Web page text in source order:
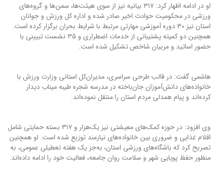
او در ادامه اظهار کرد: ۳۱۷ بیانیه نیز از سوی هیئت‌ها، سمن‌ها و گروه‌های
ورزشی در محکومیت حوادث اخیر صادر شده و اداره کل ورزش و جوانان
استان نیز ۳۰ دوره آموزشی مهارتی مرتبط با شرایط بحران برگزار کرده است.
همچنین دو کمیته پشتیبانی از خدمات اضطراری و ۳۵ نشست تبیینی با
حضور اساتید و مربیان شاخص تشکیل شده است.
هاشمی گفت: در قالب طرحی سراسری، مدیران‌کل استانی وزارت ورزش با
خانواده‌های دانش‌آموزان جان‌باخته در مدرسه شجره طیبه میناب دیدار
کرده‌اند و پیام همدلی مردم استان را منتقل نموده‌اند.
وی افزود: در حوزه کمک‌های معیشتی نیز یک‌هزار و ۳۱۷ بسته حمایتی شامل
اقلام غذایی و ضروری بین خانواده‌های نیازمند توزیع شده است. او همچنین
تصریح کرد که باشگاه‌های ورزشی استان، به‌جز یک هفته تعطیلی عمومی، به
منظور حفظ پویایی شهر و سلامت روان جامعه، فعالیت خود را ادامه داده‌اند.